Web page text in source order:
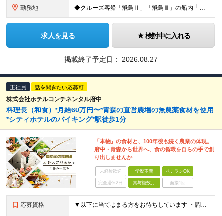
勤務地 ◆クルーズ客船「飛鳥Ⅱ」「飛鳥Ⅲ」の船内 └乗船地・下船地はクルーズスケジュールにより異なります（横浜、神戸、全国各地および海外） └配属先の船に直接乗船していただきます └乗船地まで／下船地からの交
求人を見る 検討中に入れる
掲載終了予定日： 2026.08.27
正社員 話を聞きたい応募可
株式会社ホテルコンチネンタル府中
料理長（和食）*月給60万円〜*青森の直営農場の無農薬食材を使用
*シティホテルのバイキング*駅徒歩1分
「本物」の食材と、100年後も続く農業の体現。
府中・青森から世界へ、食の循環を自らの手で創
り出しませんか
未経験歓迎 学歴不問 ベテランOK
完全週休2日 賞与複数月 面接1回
応募資格 ▼以下に当てはまる方をお待ちしています ・調理マネジャー／レストランのオーナーシェフの経験 ・スーシェフとして活躍している方（ホテル／レストランのいずれか） ・海外での料理人としての経験をお持ちの方